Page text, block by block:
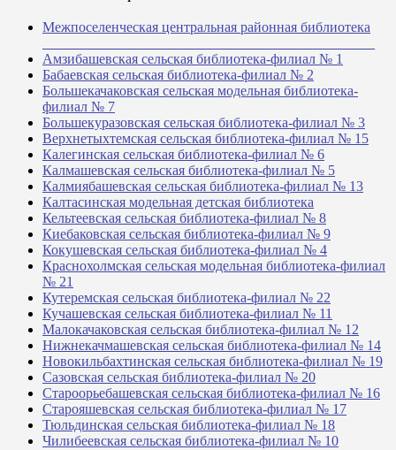
Межпоселенческая центральная районная библиотека
Амзибашевская сельская библиотека-филиал № 1
Бабаевская сельская библиотека-филиал № 2
Большекачаковская сельская модельная библиотека-
филиал № 7
Большекуразовская сельская библиотека-филиал № 3
Верхнетыхтемская сельская библиотека-филиал № 15
Калегинская сельская библиотека-филиал № 6
Калмашевская сельская библиотека-филиал № 5
Калмиябашевская сельская библиотека-филиал № 13
Калтасинская модельная детская библиотека
Кельтеевская сельская библиотека-филиал № 8
Киебаковская сельская библиотека-филиал № 9
Кокушевская сельская библиотека-филиал № 4
Краснохолмская сельская модельная библиотека-филиал
№ 21
Кутеремская сельская библиотека-филиал № 22
Кучашевская сельская библиотека-филиал № 11
Малокачаковская сельская библиотека-филиал № 12
Нижнекачмашевская сельская библиотека-филиал № 14
Новокильбахтинская сельская библиотека-филиал № 19
Сазовская сельская библиотека-филиал № 20
Староорьебашевская сельская библиотека-филиал № 16
Старояшевская сельская библиотека-филиал № 17
Тюльдинская сельская библиотека-филиал № 18
Чилибеевская сельская библиотека-филиал № 10